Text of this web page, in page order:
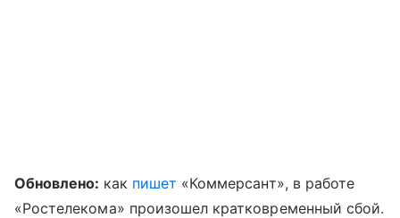
Обновлено: как пишет «Коммерсант», в работе
«Ростелекома» произошел кратковременный сбой.